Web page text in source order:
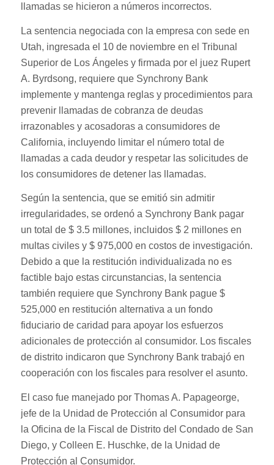
llamadas se hicieron a números incorrectos.
La sentencia negociada con la empresa con sede en
Utah, ingresada el 10 de noviembre en el Tribunal
Superior de Los Ángeles y firmada por el juez Rupert
A. Byrdsong, requiere que Synchrony Bank
implemente y mantenga reglas y procedimientos para
prevenir llamadas de cobranza de deudas
irrazonables y acosadoras a consumidores de
California, incluyendo limitar el número total de
llamadas a cada deudor y respetar las solicitudes de
los consumidores de detener las llamadas.
Según la sentencia, que se emitió sin admitir
irregularidades, se ordenó a Synchrony Bank pagar
un total de $ 3.5 millones, incluidos $ 2 millones en
multas civiles y $ 975,000 en costos de investigación.
Debido a que la restitución individualizada no es
factible bajo estas circunstancias, la sentencia
también requiere que Synchrony Bank pague $
525,000 en restitución alternativa a un fondo
fiduciario de caridad para apoyar los esfuerzos
adicionales de protección al consumidor. Los fiscales
de distrito indicaron que Synchrony Bank trabajó en
cooperación con los fiscales para resolver el asunto.
El caso fue manejado por Thomas A. Papageorge,
jefe de la Unidad de Protección al Consumidor para
la Oficina de la Fiscal de Distrito del Condado de San
Diego, y Colleen E. Huschke, de la Unidad de
Protección al Consumidor.